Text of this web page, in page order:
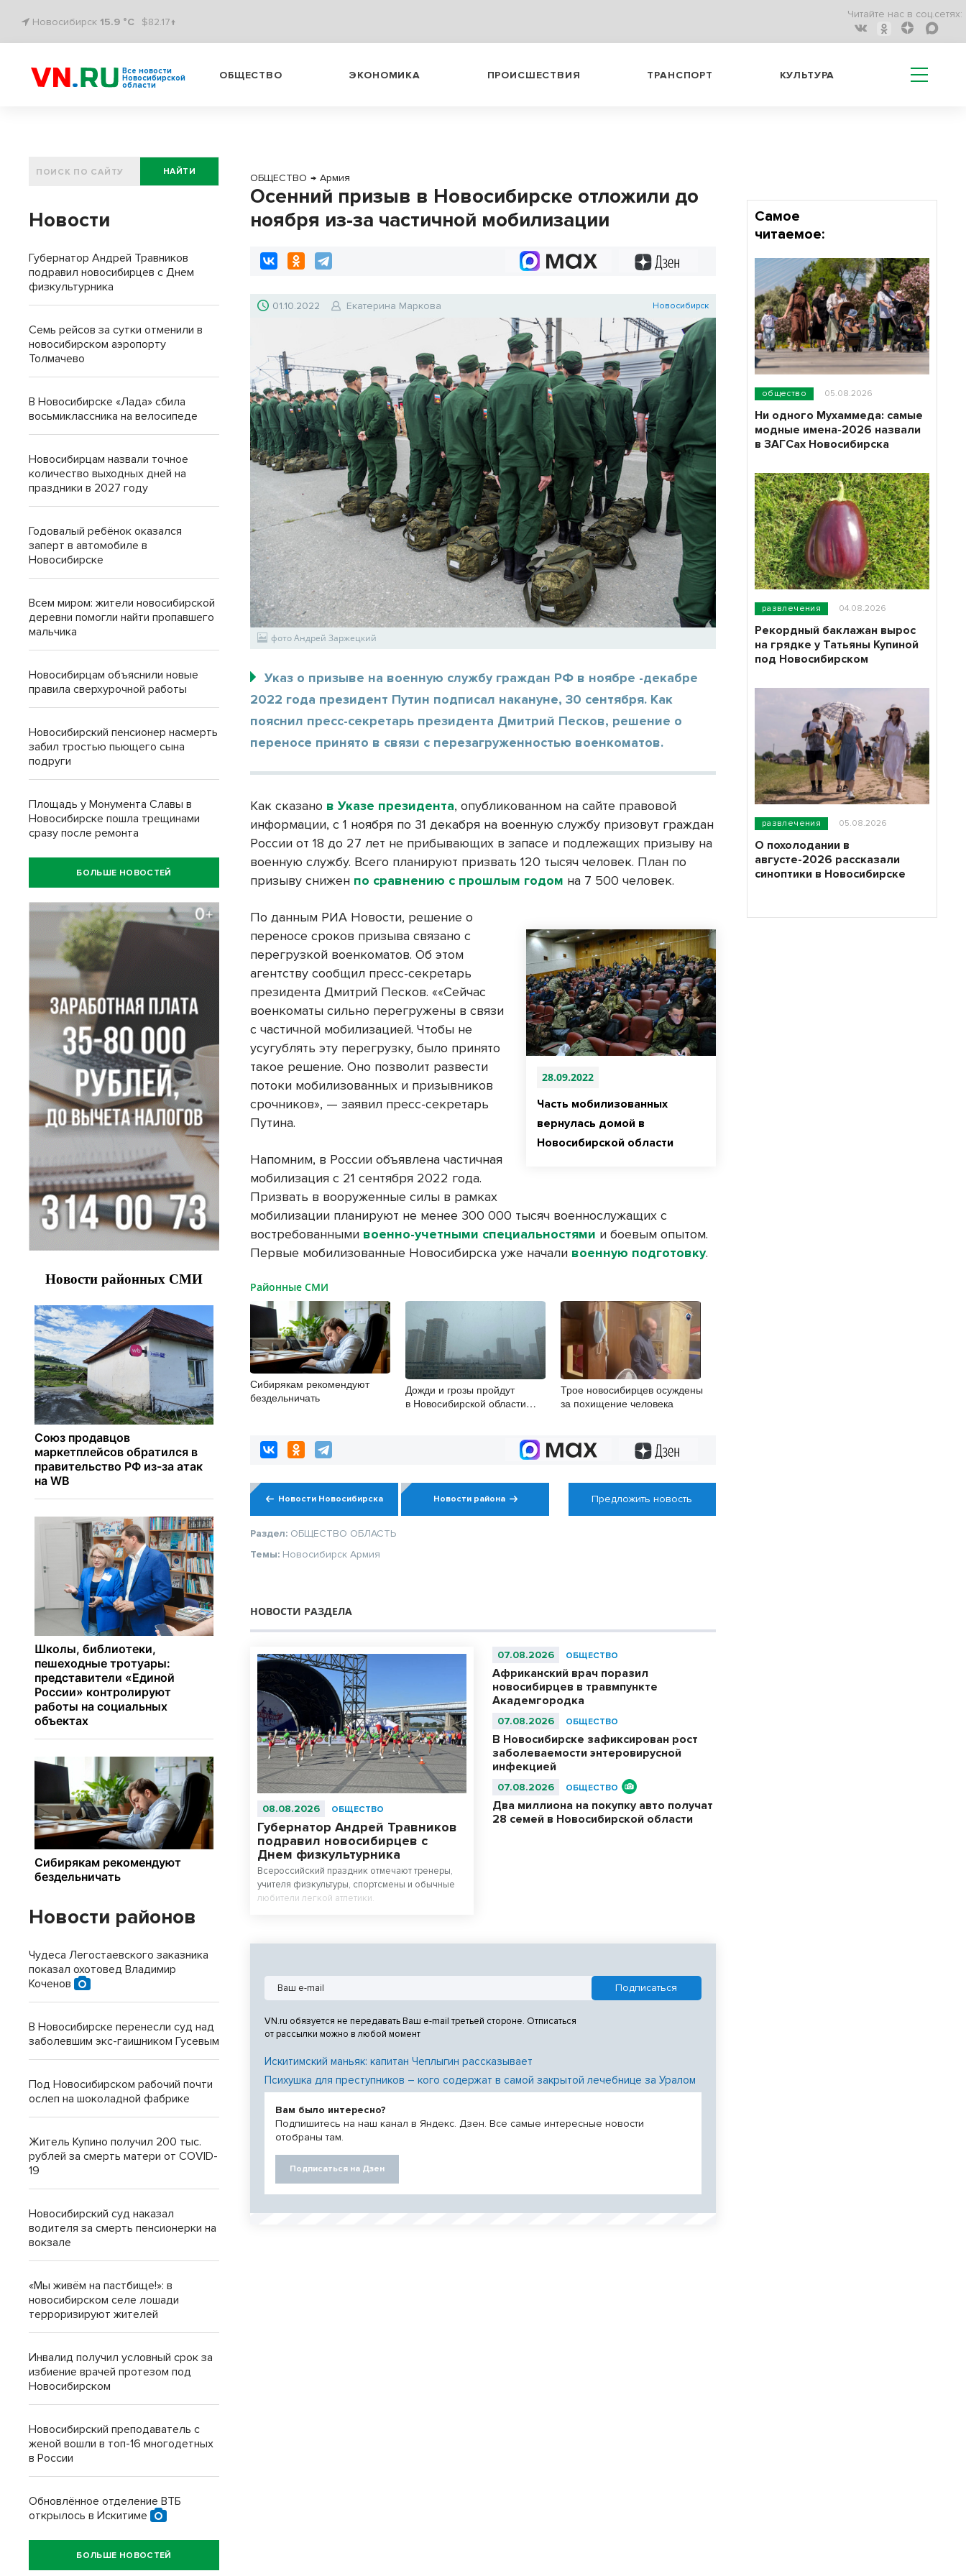
Новосибирск 15.9 °C $82.17↑
Читайте нас в соц.сетях:
Все новости
Новосибирской
области
ОБЩЕСТВО ЭКОНОМИКА ПРОИСШЕСТВИЯ ТРАНСПОРТ КУЛЬТУРА
ОБЩЕСТВО → Армия
Осенний призыв в Новосибирске отложили до
ноября из-за частичной мобилизации
01.10.2022 Екатерина Маркова Новосибирск
фото Андрей Заржецкий
Указ о призыве на военную службу граждан РФ в ноябре -декабре
2022 года президент Путин подписал накануне, 30 сентября. Как
пояснил пресс-секретарь президента Дмитрий Песков, решение о
переносе принято в связи с перезагруженностью военкоматов.
Как сказано в Указе президента, опубликованном на сайте правовой
информации, с 1 ноября по 31 декабря на военную службу призовут граждан
России от 18 до 27 лет не прибывающих в запасе и подлежащих призыву на
военную службу. Всего планируют призвать 120 тысяч человек. План по
призыву снижен по сравнению с прошлым годом на 7 500 человек.
28.09.2022
Часть мобилизованных
вернулась домой в
Новосибирской области
По данным РИА Новости, решение о
переносе сроков призыва связано с
перегрузкой военкоматов. Об этом
агентству сообщил пресс-секретарь
президента Дмитрий Песков. ««Сейчас
военкоматы сильно перегружены в связи
с частичной мобилизацией. Чтобы не
усугублять эту перегрузку, было принято
такое решение. Оно позволит развести
потоки мобилизованных и призывников
срочников», — заявил пресс-секретарь
Путина.
Напомним, в России объявлена частичная
мобилизация с 21 сентября 2022 года.
Призвать в вооруженные силы в рамках
мобилизации планируют не менее 300 000 тысяч военнослужащих с
востребованными военно-учетными специальностями и боевым опытом.
Первые мобилизованные Новосибирска уже начали военную подготовку.
Районные СМИ
Сибирякам рекомендуют
бездельничать
Дожди и грозы пройдут
в Новосибирской области
Трое новосибирцев осуждены
за похищение человека
Новости Новосибирска Новости района Предложить новость
Раздел: ОБЩЕСТВО ОБЛАСТЬ
Темы: Новосибирск Армия
НОВОСТИ РАЗДЕЛА
08.08.2026 ОБЩЕСТВО
Губернатор Андрей Травников
подравил новосибирцев с
Днем физкультурника
Всероссийский праздник отмечают тренеры,
учителя физкультуры, спортсмены и обычные
любители легкой атлетики.
07.08.2026 ОБЩЕСТВО
Африканский врач поразил
новосибирцев в травмпункте
Академгородка
07.08.2026 ОБЩЕСТВО
В Новосибирске зафиксирован рост
заболеваемости энтеровирусной
инфекцией
07.08.2026 ОБЩЕСТВО
Два миллиона на покупку авто получат
28 семей в Новосибирской области
VN.ru обязуется не передавать Ваш e-mail третьей стороне. Отписаться
от рассылки можно в любой момент
Искитимский маньяк: капитан Чеплыгин рассказывает
Психушка для преступников – кого содержат в самой закрытой лечебнице за Уралом
Вам было интересно?
Подпишитесь на наш канал в Яндекс. Дзен. Все самые интересные новости
отобраны там.
Подписаться на Дзен
НАЙТИ
Новости
Губернатор Андрей Травников
подравил новосибирцев с Днем
физкультурника
Семь рейсов за сутки отменили в
новосибирском аэропорту
Толмачево
В Новосибирске «Лада» сбила
восьмиклассника на велосипеде
Новосибирцам назвали точное
количество выходных дней на
праздники в 2027 году
Годовалый ребёнок оказался
заперт в автомобиле в
Новосибирске
Всем миром: жители новосибирской
деревни помогли найти пропавшего
мальчика
Новосибирцам объяснили новые
правила сверхурочной работы
Новосибирский пенсионер насмерть
забил тростью пьющего сына
подруги
Площадь у Монумента Славы в
Новосибирске пошла трещинами
сразу после ремонта
БОЛЬШЕ НОВОСТЕЙ
Новости районов
Чудеса Легостаевского заказника
показал охотовед Владимир
Коченов
В Новосибирске перенесли суд над
заболевшим экс-гаишником Гусевым
Под Новосибирском рабочий почти
ослеп на шоколадной фабрике
Житель Купино получил 200 тыс.
рублей за смерть матери от COVID-
19
Новосибирский суд наказал
водителя за смерть пенсионерки на
вокзале
«Мы живём на пастбище!»: в
новосибирском селе лошади
терроризируют жителей
Инвалид получил условный срок за
избиение врачей протезом под
Новосибирском
Новосибирский преподаватель с
женой вошли в топ-16 многодетных
в России
Обновлённое отделение ВТБ
открылось в Искитиме
БОЛЬШЕ НОВОСТЕЙ
Самое
читаемое:
общество 05.08.2026
Ни одного Мухаммеда: самые
модные имена-2026 назвали
в ЗАГСах Новосибирска
развлечения 04.08.2026
Рекордный баклажан вырос
на грядке у Татьяны Купиной
под Новосибирском
развлечения 05.08.2026
О похолодании в
августе-2026 рассказали
синоптики в Новосибирске